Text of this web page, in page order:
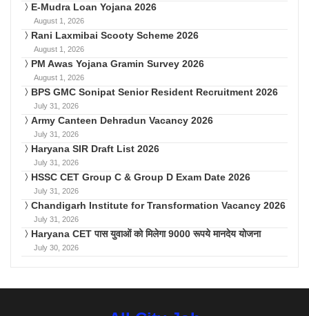
E-Mudra Loan Yojana 2026
August 1, 2026
Rani Laxmibai Scooty Scheme 2026
August 1, 2026
PM Awas Yojana Gramin Survey 2026
August 1, 2026
BPS GMC Sonipat Senior Resident Recruitment 2026
July 31, 2026
Army Canteen Dehradun Vacancy 2026
July 31, 2026
Haryana SIR Draft List 2026
July 31, 2026
HSSC CET Group C & Group D Exam Date 2026
July 31, 2026
Chandigarh Institute for Transformation Vacancy 2026
July 31, 2026
Haryana CET पास युवाओं को मिलेगा 9000 रूपये मानदेय योजना
July 30, 2026